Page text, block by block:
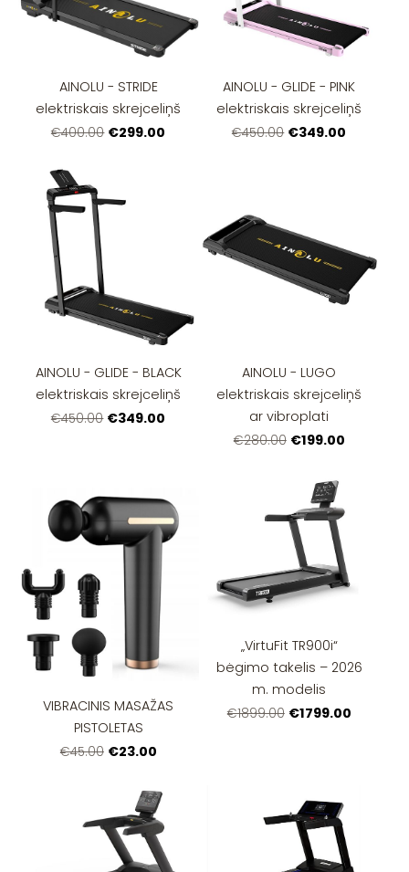
AINOLU - STRIDE
elektriskais skrejceliņš
€400.00 €299.00
AINOLU - GLIDE - PINK
elektriskais skrejceliņš
€450.00 €349.00
AINOLU - GLIDE - BLACK
elektriskais skrejceliņš
€450.00 €349.00
AINOLU - LUGO
elektriskais skrejceliņš
ar vibroplati
€280.00 €199.00
VIBRACINIS MASAŽAS
PISTOLETAS
€45.00 €23.00
„VirtuFit TR900i“
bėgimo takelis – 2026
m. modelis
€1899.00 €1799.00